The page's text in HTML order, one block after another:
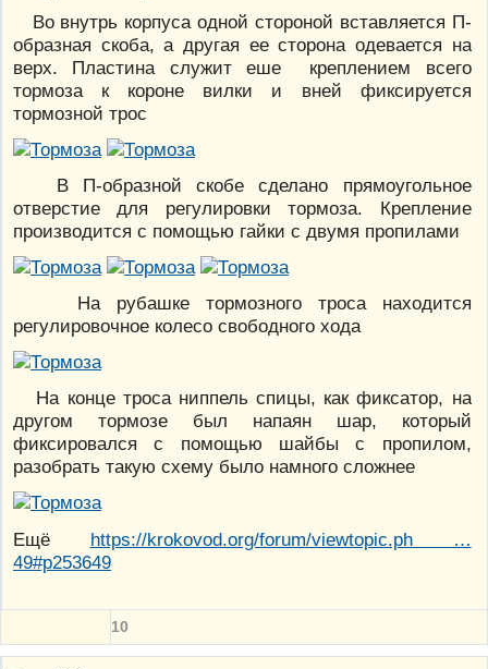
Во внутрь корпуса одной стороной вставляется П-
образная скоба, а другая ее сторона одевается на
верх. Пластина служит еше креплением всего
тормоза к короне вилки и вней фиксируется
тормозной трос
В П-образной скобе сделано прямоугольное
отверстие для регулировки тормоза. Крепление
производится с помощью гайки с двумя пропилами
На рубашке тормозного троса находится
регулировочное колесо свободного хода
На конце троса ниппель спицы, как фиксатор, на
другом тормозе был напаян шар, который
фиксировался с помощью шайбы с пропилом,
разобрать такую схему было намного сложнее
Ещё https://krokovod.org/forum/viewtopic.ph …
49#p253649
10